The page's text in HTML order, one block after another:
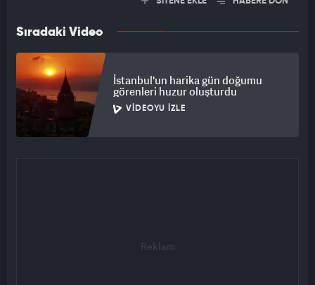
Sıradaki Video
İstanbul'un harika gün doğumu
görenleri huzur oluşturdu
VIDEOYU İZLE